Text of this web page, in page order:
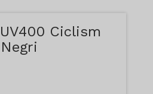
Ciclism
Negri